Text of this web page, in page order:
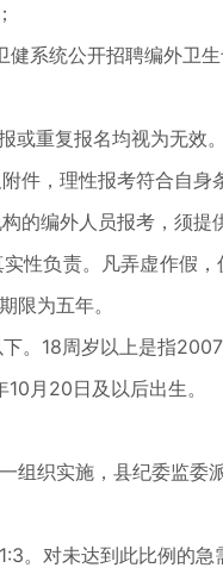
统公开招聘编外卫生
重复报名均视为无效。
，理性报考符合自身条
编外人员报考，须提
负责。凡弄虚作假，
限为五年。
18周岁以上是指
月20日及以后出生。
织实施，县纪委监委
对未达到此比例的急